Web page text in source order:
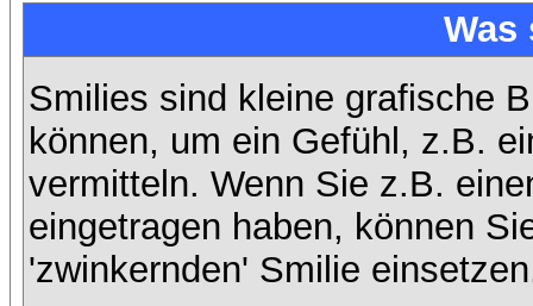
Was
Smilies sind kleine grafische
können, um ein Gefühl, z.B.
vermitteln. Wenn Sie z.B.
eingetragen haben, können
'zwinkernden' Smilie